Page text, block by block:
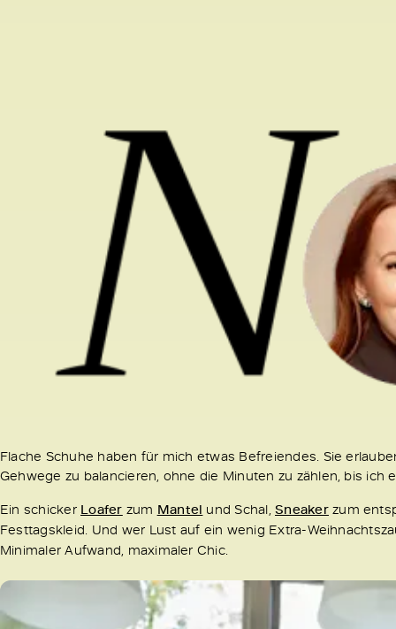
Flache Schuhe haben für mich etwas Befreiendes. Sie
Gehwege zu balancieren, ohne die Minuten zu zählen, bis ich
Ein schicker Loafer zum Mantel und Schal,Sneakerzum
Festtagskleid. Und wer Lust auf ein wenig Extra-
Minimaler Aufwand, maximaler Chic.